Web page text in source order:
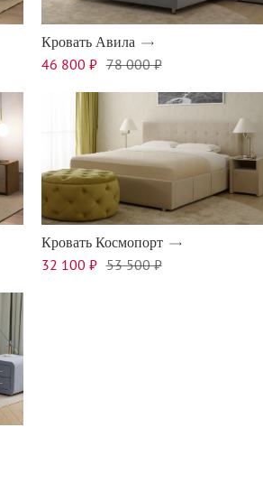
Кровать Авила
46 800 ₽ 78 000 ₽
Кровать Космопорт
32 100 ₽ 53 500 ₽